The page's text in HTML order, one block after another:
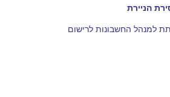
הניירת
למנהל החשבונות לרישום